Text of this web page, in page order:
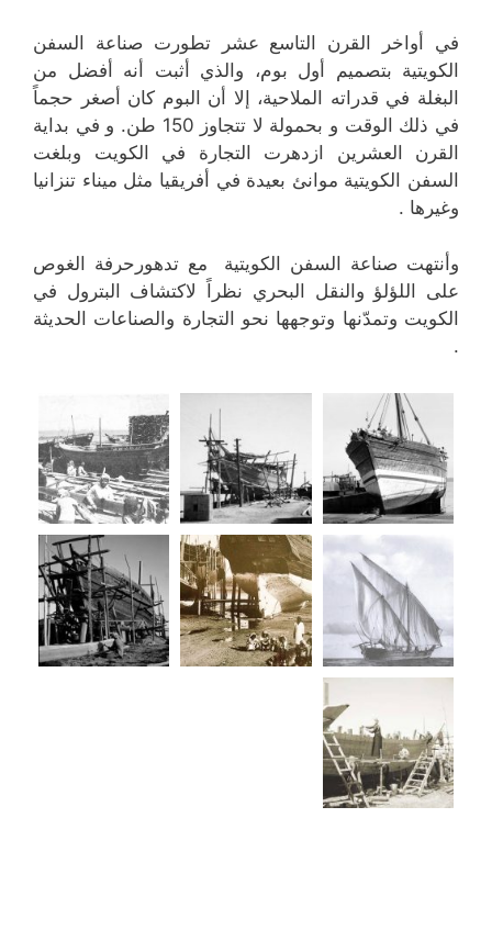
في أواخر القرن التاسع عشر تطورت صناعة السفن
الكويتية بتصميم أول بوم، والذي أثبت أنه أفضل من
البغلة في قدراته الملاحية، إلا أن البوم كان أصغر حجماً
في ذلك الوقت و بحمولة لا تتجاوز 150 طن. و في بداية
القرن العشرين ازدهرت التجارة في الكويت وبلغت
السفن الكويتية موانئ بعيدة في أفريقيا مثل ميناء تنزانيا
وغيرها .
وأنتهت صناعة السفن الكويتية مع تدهورحرفة الغوص
على اللؤلؤ والنقل البحري نظراً لاكتشاف البترول في
الكويت وتمدّنها وتوجهها نحو التجارة والصناعات الحديثة
.